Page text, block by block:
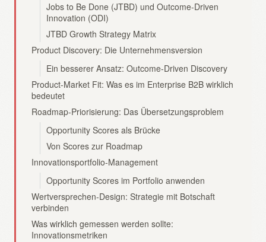
Jobs to Be Done (JTBD) und Outcome-Driven
Innovation (ODI)
JTBD Growth Strategy Matrix
Product Discovery: Die Unternehmensversion
Ein besserer Ansatz: Outcome-Driven Discovery
Product-Market Fit: Was es im Enterprise B2B wirklich
bedeutet
Roadmap-Priorisierung: Das Übersetzungsproblem
Opportunity Scores als Brücke
Von Scores zur Roadmap
Innovationsportfolio-Management
Opportunity Scores im Portfolio anwenden
Wertversprechen-Design: Strategie mit Botschaft
verbinden
Was wirklich gemessen werden sollte:
Innovationsmetriken